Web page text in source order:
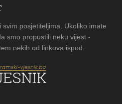
posjetiteljima. Ukoliko imate
smo propustili neku vijest -
nekih od linkova ispod.